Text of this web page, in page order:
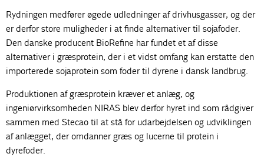
Rydningen medfører øgede udledninger af drivhusgasser, og der
er derfor store muligheder i at finde alternativer til sojafoder.
Den danske producent BioRefine har fundet et af disse
alternativer i græsprotein, der i et vidst omfang kan erstatte den
importerede sojaprotein som foder til dyrene i dansk landbrug.
Produktionen af græsprotein kræver et anlæg, og
ingeniørvirksomheden NIRAS blev derfor hyret ind som rådgiver
sammen med Stecao til at stå for udarbejdelsen og udviklingen
af anlægget, der omdanner græs og lucerne til protein i
dyrefoder.